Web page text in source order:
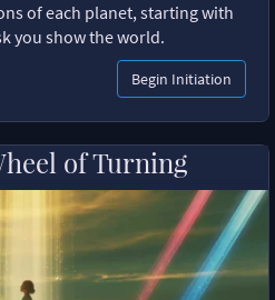
of each planet, starting with
you show the world.
Begin Initiation
of Turning